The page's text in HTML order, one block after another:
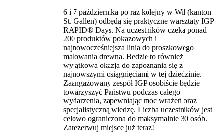
6 i 7 października po raz kolejny w Wil (kanton
St. Gallen) odbędą się praktyczne warsztaty IGP
RAPID® Days. Na uczestników czeka ponad
200 produktów pokazowych i
najnowocześniejsza linia do proszkowego
malowania drewna. Bedzie to również
wyjątkowa okazja do zapoznania się z
najnowszymi osiągnięciami w tej dziedzinie.
Zaangażowany zespół IGP osobiście będzie
towarzyszyć Państwu podczas całego
wydarzenia, zapewniając moc wrażeń oraz
specjalistyczną wiedzę. Liczba uczestników jest
celowo ograniczona do maksymalnie 30 osób.
Zarezerwuj miejsce już teraz!